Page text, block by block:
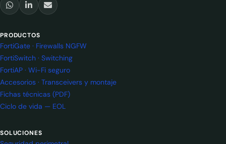
PRODUCTOS
FortiGate · Firewalls NGFW
FortiSwitch · Switching
FortiAP · Wi-Fi seguro
Accesorios · Transceivers y montaje
Fichas técnicas (PDF)
Ciclo de vida — EOL
SOLUCIONES